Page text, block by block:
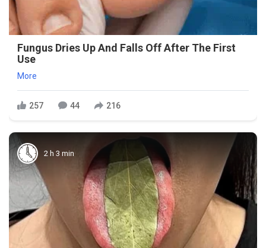
Fungus Dries Up And Falls Off After The First
Use
More
257 44 216
2 h 3 min